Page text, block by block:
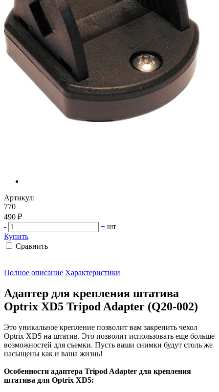
Артикул:
770
490 ₽
-
+ шт
Купить
Сравнить
Полное описание Характеристики
Адаптер для крепления штатива
Optrix XD5 Tripod Adapter (Q20-002)
Это уникальное крепление позволит вам закрепить чехол
Optrix XD5 на штатив. Это позволит использовать еще больше
возможностей для съемки. Пусть ваши снимки будут столь же
насыщены как и ваша жизнь!
Особенности адаптера Tripod Adapter для крепления
штатива для Optrix XD5: